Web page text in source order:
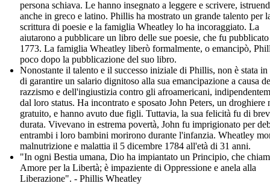
persona schiava. Le hanno insegnato a leggere e scrivere,
anche in greco e latino. Phillis ha mostrato un grande talento per
scrittura di poesie e la famiglia Wheatley lo ha incoraggiato. La
aiutarono a pubblicare un libro delle sue poesie, che fu
1773. La famiglia Wheatley liberò formalmente, o emancipò,
poco dopo la pubblicazione del suo libro.
Nonostante il talento e il successo iniziale di Phillis, non è stata in
di garantire un salario dignitoso alla sua emancipazione a causa
razzismo e dell'ingiustizia contro gli afroamericani,
dal loro status. Ha incontrato e sposato John Peters, un droghiere
gratuito, e hanno avuto due figli. Tuttavia, la sua felicità fu di
durata. Vivevano in estrema povertà, John fu imprigionato per
entrambi i loro bambini morirono durante l'infanzia. Wheatley
malnutrizione e malattia il 5 dicembre 1784 all'età di 31 anni.
"In ogni Bestia umana, Dio ha impiantato un Principio, che
Amore per la Libertà; è impaziente di Oppressione e anela alla
Liberazione". - Phillis Wheatley